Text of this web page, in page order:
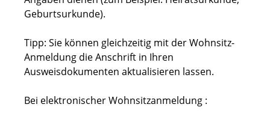
Geburtsurkunde).
Tipp: Sie können gleichzeitig mit der Wohnsitz-
Anmeldung die Anschrift in Ihren
Ausweisdokumenten aktualisieren lassen.
Bei elektronischer Wohnsitzanmeldung :